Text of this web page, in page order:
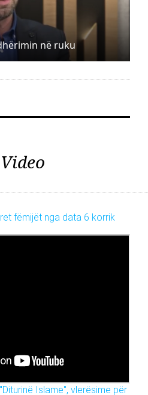
në ruku
Video
fëmijët nga data 6 korrik
Islame", vlerësime për